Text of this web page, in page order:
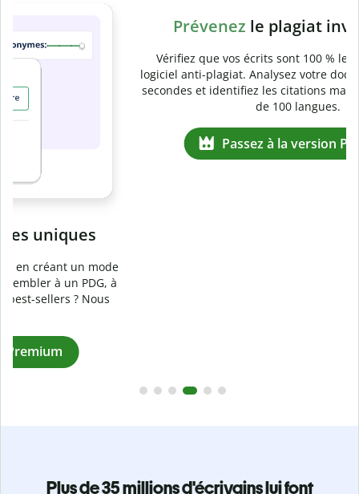
Prévenez
Vérifiez que vos écrits sont 100 % les vôtres grâce au
logiciel anti-plagiat. Analysez votre document en quelques
secondes et identifiez les citations manquantes dans plus
Plus de 35 millions d'écrivains lui font